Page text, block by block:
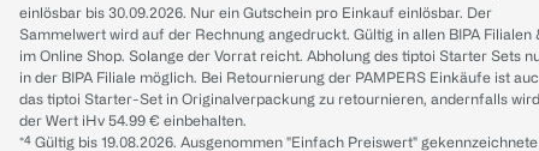
einlösbar bis 30.09.2026. Nur ein Gutschein pro Einkauf einlösbar. Der
Sammelwert wird auf der Rechnung angedruckt. Gültig in allen BIPA Filialen
im Online Shop. Solange der Vorrat reicht. Abholung des tiptoi Starter Sets
in der BIPA Filiale möglich. Bei Retournierung der PAMPERS Einkäufe ist
das tiptoi Starter-Set in Originalverpackung zu retournieren, andernfalls wird
der Wert iHv 54.99 € einbehalten.
*⁴ Gültig bis 19.08.2026. Ausgenommen "Einfach Preiswert" gekennzeichnete